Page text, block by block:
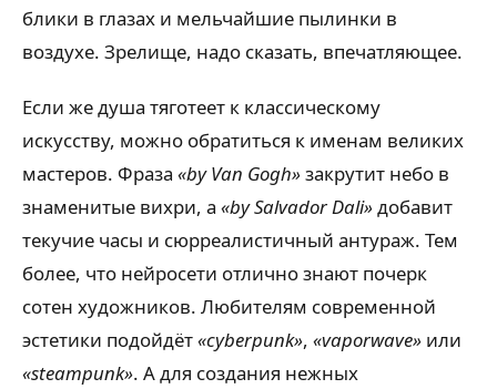
блики в глазах и мельчайшие пылинки в
воздухе. Зрелище, надо сказать, впечатляющее.
Если же душа тяготеет к классическому
искусству, можно обратиться к именам великих
мастеров. Фраза «by Van Gogh»закрутит небо в
знаменитые вихри, а «by Salvador Dali»добавит
текучие часы и сюрреалистичный антураж. Тем
более, что нейросети отлично знают почерк
сотен художников. Любителям современной
эстетики подойдёт«cyberpunk», «vaporwave» или
«steampunk». А для создания нежных